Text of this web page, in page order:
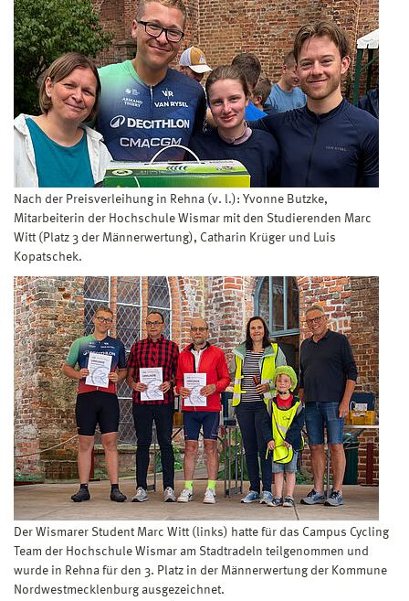
Nach der Preisverleihung in Rehna (v. l.): Yvonne Butzke,
Mitarbeiterin der Hochschule Wismar mit den Studierenden Marc
Witt (Platz 3 der Männerwertung), Catharin Krüger und Luis
Kopatschek.
Der Wismarer Student Marc Witt (links) hatte für das Campus Cycling
Team der Hochschule Wismar am Stadtradeln teilgenommen und
wurde in Rehna für den 3. Platz in der Männerwertung der Kommune
Nordwestmecklenburg ausgezeichnet.